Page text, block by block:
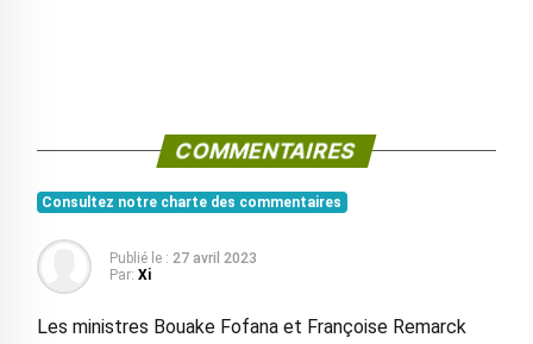
COMMENTAIRES
Consultez notre charte des commentaires
Publié le : 27 avril 2023
Par: Xi
Les ministres Bouake Fofana et Françoise Remarck